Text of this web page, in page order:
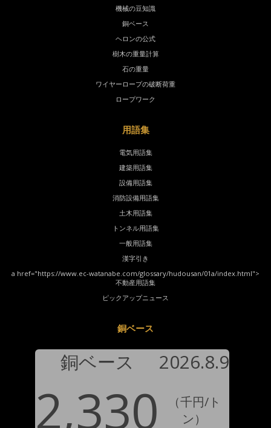
機械の豆知識
銅ベース
ヘロンの公式
樹木の重量計算
石の重量
ワイヤーロープの破断荷重
ロープワーク
用語集
電気用語集
建築用語集
設備用語集
消防設備用語集
土木用語集
トンネル用語集
一般用語集
漢字引き
a href="https://www.ec-watanabe.com/glossary/hudousan/01a/index.html">
不動産用語集
ピックアップニュース
銅ベース
銅ベース 2026.8.9
2,330
（千円/ト
ン）